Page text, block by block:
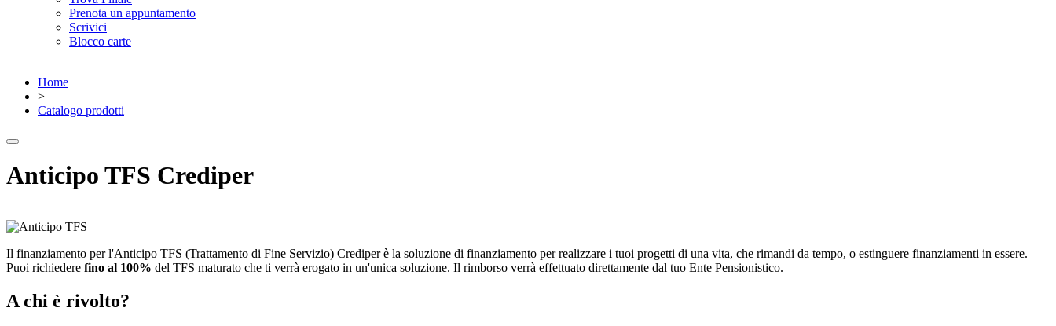
Prenota un appuntamento
Scrivici
Blocco carte
Home
>
Catalogo prodotti
Anticipo TFS Crediper
Il finanziamento per l'Anticipo TFS (Trattamento di Fine Servizio) Crediper è la soluzione di finanziamento per realizzare i tuoi progetti di una vita, che rimandi da tempo, o estinguere finanziamenti in essere.
Puoi richiedere fino al 100% del TFS maturato che ti verrà erogato in un'unica soluzione. Il rimborso verrà effettuato direttamente dal tuo Ente Pensionistico.
A chi è rivolto?